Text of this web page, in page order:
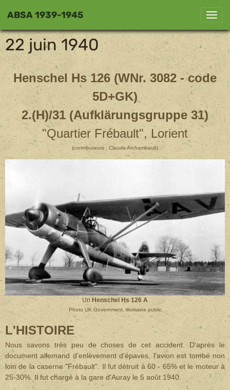
ABSA 1939-1945
22 juin 1940
Henschel Hs 126 (WNr. 3082 - code
5D+GK)
2.(H)/31 (Aufklärungsgruppe 31)
"Quartier Frébault", Lorient
(contributeurs : Claude Archambault)
UnHenschel Hs 126 A
Photo UK Government, domaine public
L'HISTOIRE
Nous savons très peu de choses de cet accident. D'après le
document allemand d'enlèvement d'épaves, l'avion est tombé non
loin de la caserne "Frébault". Il fut détruit à 60 - 65% et le moteur à
25-30%. Il fut chargé à la gare d'Auray le 5 août 1940.